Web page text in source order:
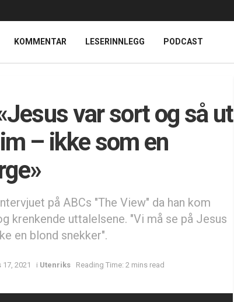
KOMMENTAR LESERINNLEGG PODCAST
var sort og så ut
– ikke som en
på ABCs "The View" da han kom
krenkende uttalelsene. "Vi må se på Jesus
en blond snekker".
17, 2021 i Utenriks Reading Time: 2 mins read